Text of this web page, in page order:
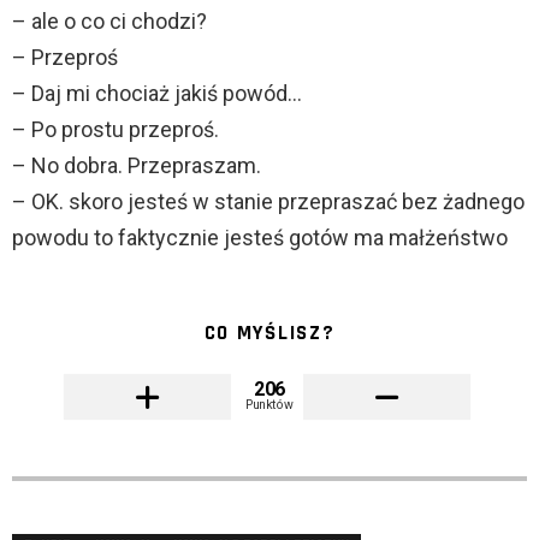
– ale o co ci chodzi?
– Przeproś
– Daj mi chociaż jakiś powód…
– Po prostu przeproś.
– No dobra. Przepraszam.
– OK. skoro jesteś w stanie przepraszać bez żadnego
powodu to faktycznie jesteś gotów ma małżeństwo
CO MYŚLISZ?
206
Punktów